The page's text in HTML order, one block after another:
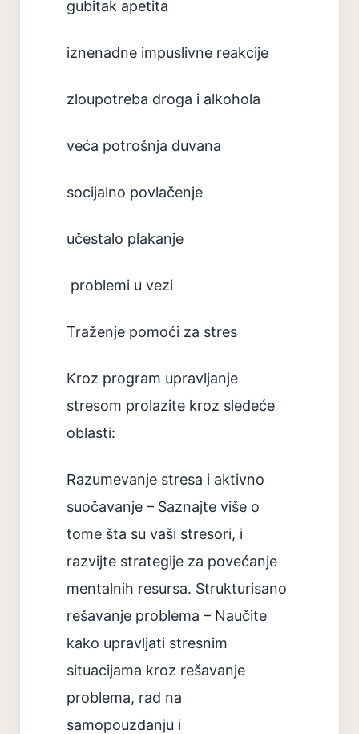
gubitak apetita
iznenadne impuslivne reakcije
zloupotreba droga i alkohola
veća potrošnja duvana
socijalno povlačenje
učestalo plakanje
problemi u vezi
Traženje pomoći za stres
Kroz program upravljanje
stresom prolazite kroz sledeće
oblasti:
Razumevanje stresa i aktivno
suočavanje – Saznajte više o
tome šta su vaši stresori, i
razvijte strategije za povećanje
mentalnih resursa. Strukturisano
rešavanje problema – Naučite
kako upravljati stresnim
situacijama kroz rešavanje
problema, rad na
samopouzdanju i